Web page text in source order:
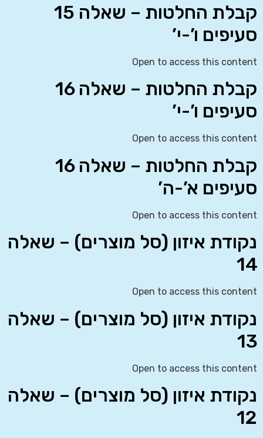
קבלת החלטות – שאלה 15
סעיפים ו’-י’
Open to access this content
קבלת החלטות – שאלה 16
סעיפים ו’-י’
Open to access this content
קבלת החלטות – שאלה 16
סעיפים א’-ה’
Open to access this content
נקודת איזון (סל מוצרים) – שאלה
14
Open to access this content
נקודת איזון (סל מוצרים) – שאלה
13
Open to access this content
נקודת איזון (סל מוצרים) – שאלה
12